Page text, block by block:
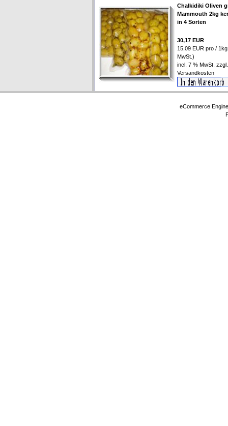
Chalkidiki Oliven
Mammouth 2kg
in 4 Sorten
30,17 EUR
15,09 EUR pro /
MwSt.)
incl. 7 % MwSt. zzgl.
Versandkosten
eCommerce